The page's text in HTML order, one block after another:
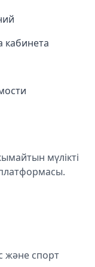
кабинета
мүлікті
және спорт